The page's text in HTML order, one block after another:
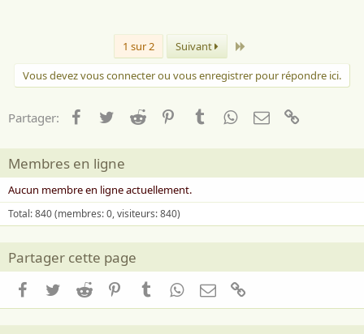
1 sur 2 Suivant
Vous devez vous connecter ou vous enregistrer pour répondre ici.
Partager: Facebook
TwitterReddit PinterestTumblrWhatsApp
Email
Membres en ligne
Aucun membre en ligne actuellement.
Total: 840 (membres: 0, visiteurs: 840)
Partager cette page
Facebook
TwitterReddit PinterestTumblrWhatsApp
Email